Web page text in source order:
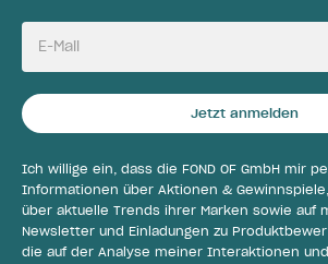
E-Mail
Jetzt anmelden
Ich willige ein, dass die FOND OF GmbH mir
Informationen über Aktionen &
über aktuelle Trends ihrer Marken sowie auf
Newsletter und Einladungen zu
die auf der Analyse meiner Interaktionen